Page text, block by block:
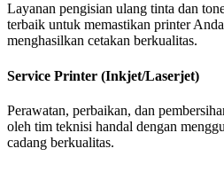
Layanan pengisian ulang tinta dan
terbaik untuk memastikan printer
menghasilkan cetakan berkualitas.
Service Printer (Inkjet/Laserjet)
Perawatan, perbaikan, dan
oleh tim teknisi handal dengan
cadang berkualitas.